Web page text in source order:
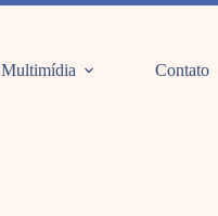
Multimídia Contato